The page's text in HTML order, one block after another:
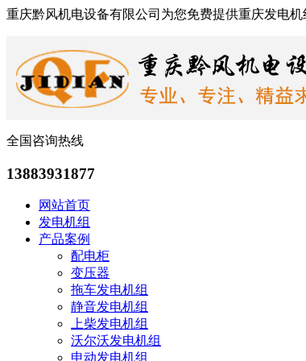
重庆黔风机电设备有限公司为您免费提供重庆发电
全国咨询热线
13883931877
网站首页
发电机组
产品案例
配电柜
变压器
拖车发电机组
静音发电机组
上柴发电机组
沃尔沃发电机组
申动发电机组